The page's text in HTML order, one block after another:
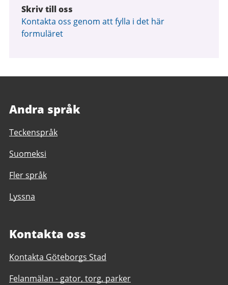
Skriv till oss
Kontakta oss genom att fylla i det här
formuläret
Andra språk
Teckenspråk
Suomeksi
Fler språk
Lyssna
Kontakta oss
Kontakta Göteborgs Stad
Felanmälan - gator, torg, parker